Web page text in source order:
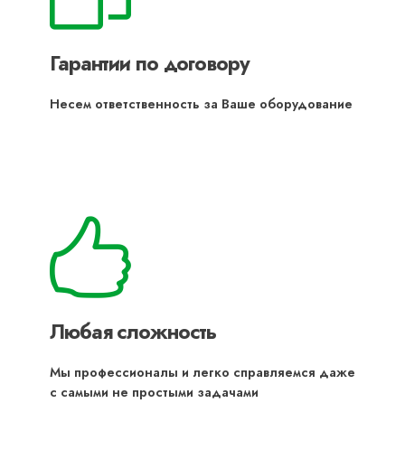
Гарантии по договору
Несем ответственность за Ваше оборудование
Любая сложность
Мы профессионалы и легко справляемся даже
с самыми не простыми задачами